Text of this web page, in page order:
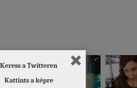
Keress a Twitteren
Kattints a képre